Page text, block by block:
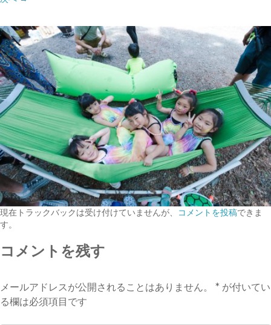
現在トラックバックは受け付けていませんが、 コメントを投稿できま
す。
コメントを残す
メールアドレスが公開されることはありません。 * が付いてい
る欄は必須項目です